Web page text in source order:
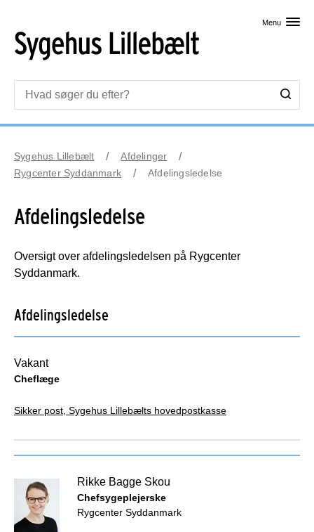
Menu
Sygehus Lillebælt
Afdelinger
Rygcenter Syddanmark
Afdelingsledelse
Afdelingsledelse
Oversigt over afdelingsledelsen på Rygcenter
Syddanmark.
Afdelingsledelse
Vakant
Cheflæge
Sikker post, Sygehus Lillebælts hovedpostkasse
Rikke Bagge Skou
Chefsygeplejerske
Rygcenter Syddanmark